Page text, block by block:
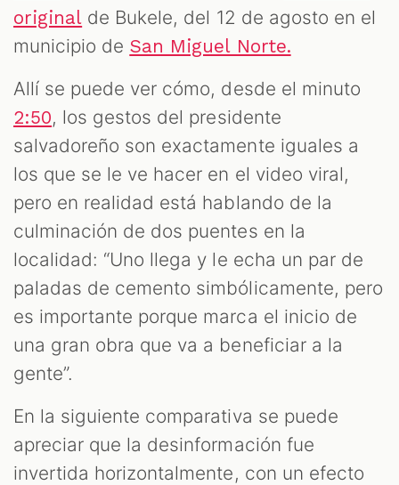
original de Bukele, del 12 de agosto en el
municipio de San Miguel Norte.
Allí se puede ver cómo, desde el minuto
2:50, los gestos del presidente
salvadoreño son exactamente iguales a
los que se le ve hacer en el video viral,
pero en realidad está hablando de la
culminación de dos puentes en la
localidad: “Uno llega y le echa un par de
paladas de cemento simbólicamente, pero
es importante porque marca el inicio de
una gran obra que va a beneficiar a la
gente”.
En la siguiente comparativa se puede
apreciar que la desinformación fue
invertida horizontalmente, con un efecto